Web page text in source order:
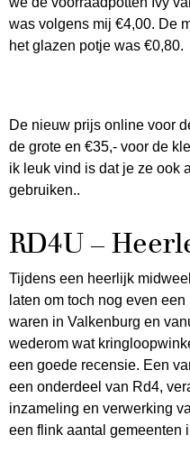
was volgens mij €4,00. De
het glazen potje was €0,80.
De nieuw prijs online voor
de grote en €35,- voor de
ik leuk vind is dat je ze ook
gebruiken..
RD4U –
Tijdens een heerlijk
laten om toch nog even
waren in Valkenburg en
wederom wat
een goede recensie. Een
een onderdeel van Rd4,
inzameling en verwerking
een flink aantal gemeenten